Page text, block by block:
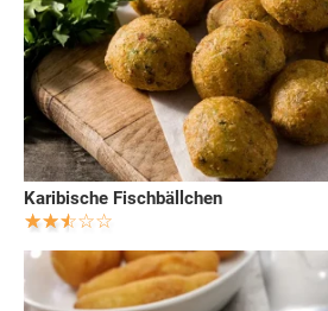
Karibische Fischbällchen